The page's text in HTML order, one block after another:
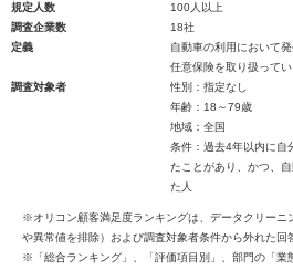
規定人数
100人以上
調査企業数
18社
定義
自動車の利用において
任意保険を取り扱って
調査対象者
性別：指定なし
年齢：18～79歳
地域：全国
条件：過去4年以内に自
たことがあり、かつ、
た人
※オリコン顧客満足度ランキングは、データクリーニ
や異常値を排除）および調査対象者条件から外れた回
※「総合ランキング」、「評価項目別」、部門の「業